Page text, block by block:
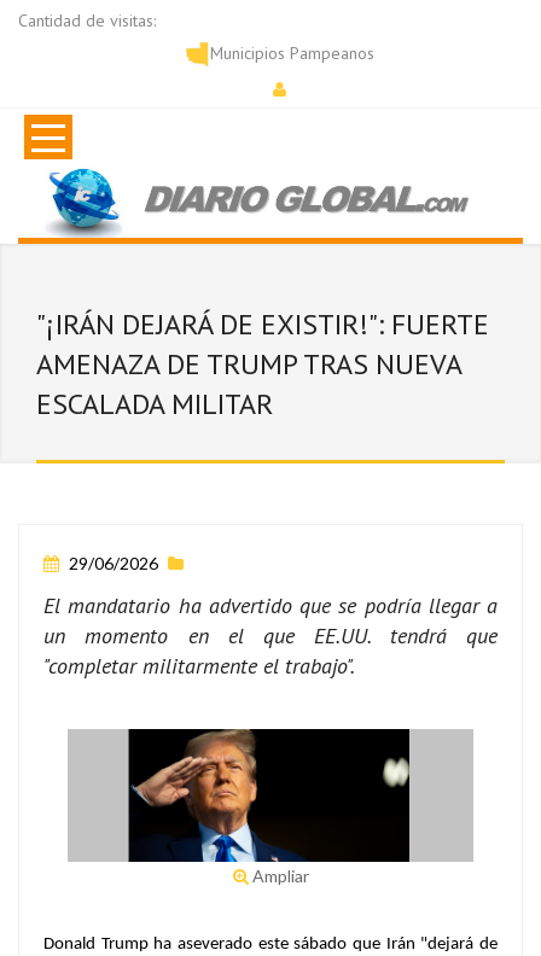
Cantidad de visitas:
Municipios Pampeanos
"¡IRÁN DEJARÁ DE EXISTIR!": FUERTE
AMENAZA DE TRUMP TRAS NUEVA
ESCALADA MILITAR
29/06/2026
El mandatario ha advertido que se podría llegar a
un momento en el que EE.UU. tendrá que
"completar militarmente el trabajo".
Ampliar
Donald Trump ha aseverado este sábado que Irán "dejará de